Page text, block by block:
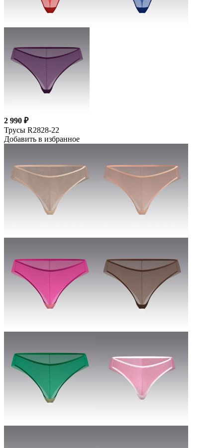
2 990 ₽
Трусы R2828-22
Добавить в избранное